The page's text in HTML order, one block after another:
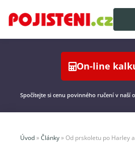
On-line
Spočítejte si cenu povinného ručení v naší
Úvod » Články » Od prskoletu po Harley